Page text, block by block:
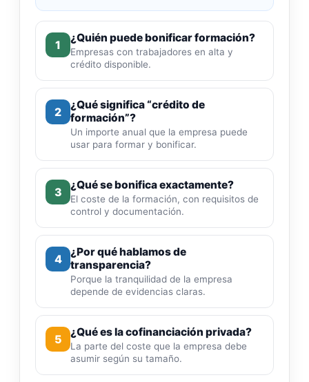
1
¿Quién puede bonificar formación?
Empresas con trabajadores en alta y
crédito disponible.
2
¿Qué significa “crédito de
formación”?
Un importe anual que la empresa puede
usar para formar y bonificar.
3
¿Qué se bonifica exactamente?
El coste de la formación, con requisitos de
control y documentación.
4
¿Por qué hablamos de
transparencia?
Porque la tranquilidad de la empresa
depende de evidencias claras.
5
¿Qué es la cofinanciación privada?
La parte del coste que la empresa debe
asumir según su tamaño.